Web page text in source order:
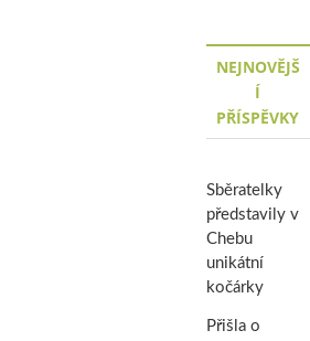
NEJNOVĚJŠ
Í
PŘÍSPĚVKY
Sběratelky
představily v
Chebu
unikátní
kočárky
Přišla o